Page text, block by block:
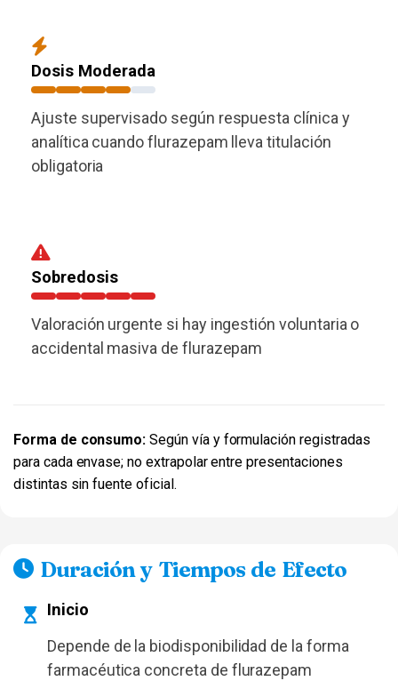
Dosis Moderada
Ajuste supervisado según respuesta clínica y
analítica cuando flurazepam lleva titulación
obligatoria
Sobredosis
Valoración urgente si hay ingestión voluntaria o
accidental masiva de flurazepam
Forma de consumo: Según vía y formulación registradas
para cada envase; no extrapolar entre presentaciones
distintas sin fuente oficial.
Duración y Tiempos de Efecto
Inicio
Depende de la biodisponibilidad de la forma
farmacéutica concreta de flurazepam